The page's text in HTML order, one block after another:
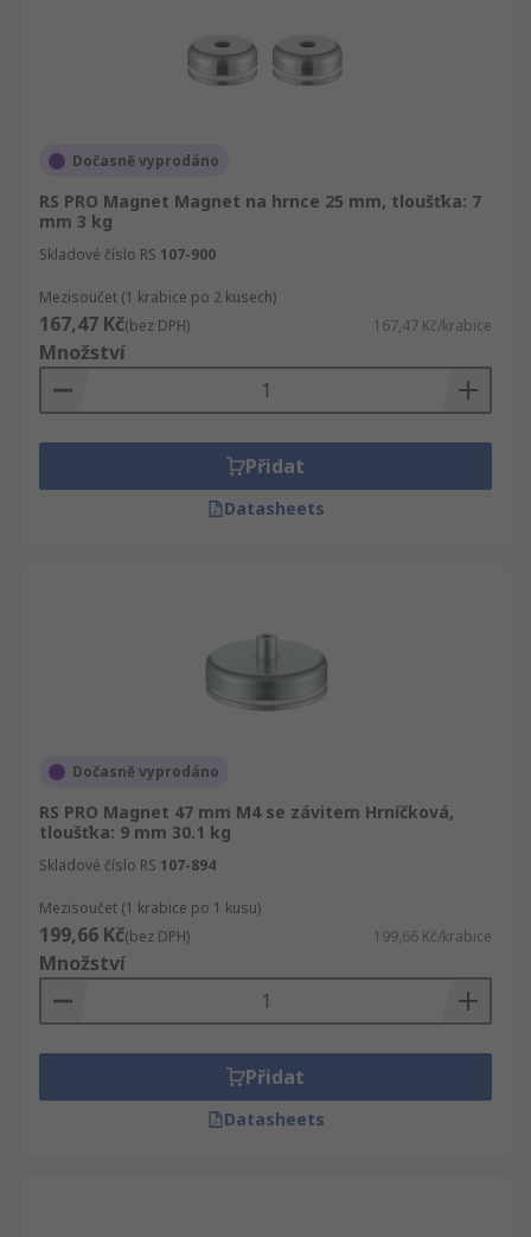
Dočasně vyprodáno
RS PRO Magnet Magnet na hrnce 25 mm, tloušťka: 7
mm 3 kg
Skladové číslo RS 107-900
Mezisoučet (1 krabice po 2 kusech)
167,47 Kč(bez DPH) 167,47 Kč/krabice
Množství
Přidat
Datasheets
Dočasně vyprodáno
RS PRO Magnet 47 mm M4 se závitem Hrníčková,
tloušťka: 9 mm 30.1 kg
Skladové číslo RS 107-894
Mezisoučet (1 krabice po 1 kusu)
199,66 Kč(bez DPH) 199,66 Kč/krabice
Množství
Přidat
Datasheets